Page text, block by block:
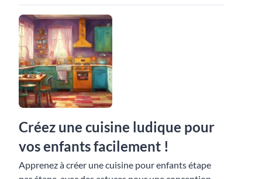
Créez une cuisine ludique pour
vos enfants facilement !
Apprenez à créer une cuisine pour enfants étape